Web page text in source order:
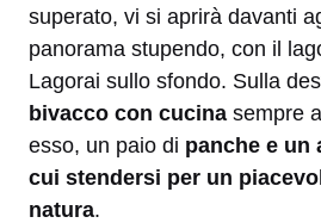
superato, vi si aprirà davanti
panorama stupendo, con il
Lagorai sullo sfondo. Sulla
bivacco con cucina sempre
esso, un paio di panche e un
cui stendersi per un
natura.